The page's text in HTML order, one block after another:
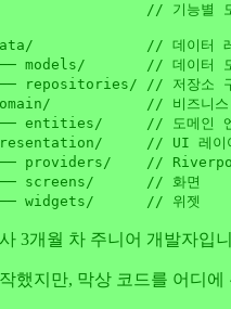
// 기능별
// 데이터 레
models/       // 데이터
repositories/ // 저장소
// 비즈니스
entities/     // 도메인 엔
// UI 레이
providers/    // Riverpod
screens/      // 화면
3개월 차 주니어 개발자입
했지만, 막상 코드를 어디